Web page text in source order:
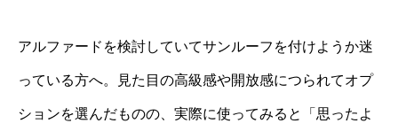
アルファードを検討していてサンルーフを付けようか迷
っている方へ。見た目の高級感や開放感につられてオプ
ションを選んだものの、実際に使ってみると「思ったよ